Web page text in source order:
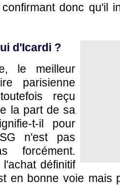
donc qu'il
d'Icardi ?
le meilleur
parisienne
reçu
la part de sa
t-il pour
n'est pas
forcément.
définitif
en bonne voie mais